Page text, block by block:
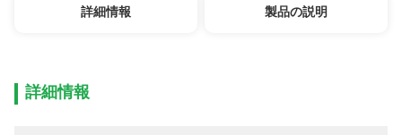
詳細情報 製品の説明
詳細情報